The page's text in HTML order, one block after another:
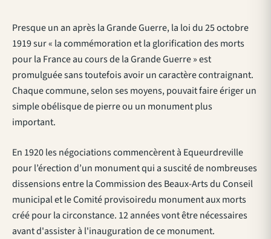
Presque un an après la Grande Guerre, la loi du 25 octobre
1919 sur « la commémoration et la glorification des morts
pour la France au cours de la Grande Guerre » est
promulguée sans toutefois avoir un caractère contraignant.
Chaque commune, selon ses moyens, pouvait faire ériger un
simple obélisque de pierre ou un monument plus
important.
En 1920 les négociations commencèrent à Equeurdreville
pour l’érection d’un monument qui a suscité de nombreuses
dissensions entre la Commission des Beaux-Arts du Conseil
municipal et le Comité provisoiredu monument aux morts
créé pour la circonstance. 12 années vont être nécessaires
avant d'assister à l'inauguration de ce monument.